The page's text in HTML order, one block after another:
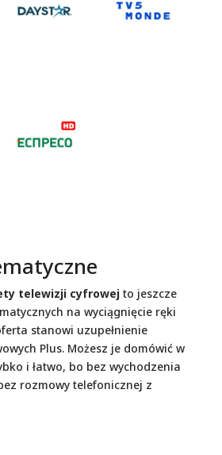
telewizji cyfrowejto jeszcze
na wyciągnięcie ręki
stanowi uzupełnienie
Plus. Możesz je domówić w
i łatwo, bo bez wychodzenia
rozmowy telefonicznej z